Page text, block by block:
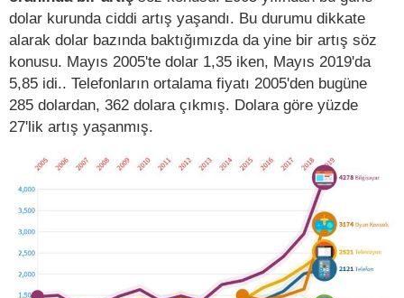
dolar kurunda ciddi artış yaşandı. Bu durumu dikkate
alarak dolar bazında baktığımızda da yine bir artış söz
konusu. Mayıs 2005'te dolar 1,35 iken, Mayıs 2019'da
5,85 idi.. Telefonların ortalama fiyatı 2005'den bugüne
285 dolardan, 362 dolara çıkmış. Dolara göre yüzde
27'lik artış yaşanmış.